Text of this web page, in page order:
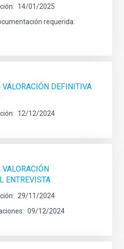
14/01/2025
requerida
DEFINITIVA
12/12/2024
ENTREVISTA
29/11/2024
09/12/2024